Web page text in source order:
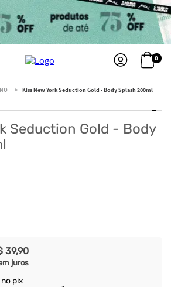
0
Kiss New York Seduction Gold - Body Splash 200ml
Seduction Gold - Body
39,90
juros
pix